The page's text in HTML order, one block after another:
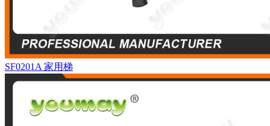
SF0201A 家用梯